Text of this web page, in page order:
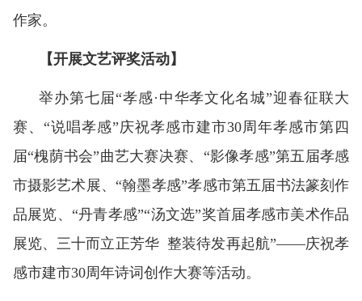
作家。
【开展文艺评奖活动】
举办第七届“孝感·中华孝文化名城”迎春征联大
赛、“说唱孝感”庆祝孝感市建市30周年孝感市第四
届“槐荫书会”曲艺大赛决赛、“影像孝感”第五届孝感
市摄影艺术展、“翰墨孝感”孝感市第五届书法篆刻作
品展览、“丹青孝感”“汤文选”奖首届孝感市美术作品
展览、三十而立正芳华 整装待发再起航”——庆祝孝
感市建市30周年诗词创作大赛等活动。